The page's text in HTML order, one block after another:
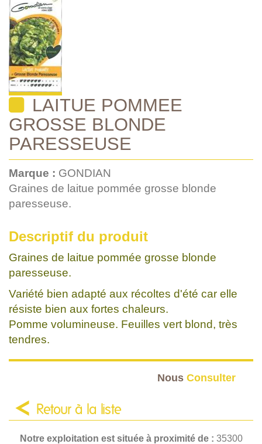
LAITUE POMMEE
GROSSE BLONDE
PARESSEUSE
Marque : GONDIAN
Graines de laitue pommée grosse blonde
paresseuse.
Descriptif du produit
Graines de laitue pommée grosse blonde
paresseuse.
Variété bien adapté aux récoltes d'été car elle
résiste bien aux fortes chaleurs.
Pomme volumineuse. Feuilles vert blond, très
tendres.
Nous Consulter
Retour à la liste
Notre exploitation est située à proximité de : 35300